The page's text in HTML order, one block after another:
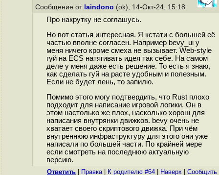
Сообщение от laindono (ok), 14-Окт-24, 15:18
Про накрутку не соглашусь.
Но вот статья интересная. Я кстати с большей её
частью вполне согласен. Например bevy_ui у
меня ничего кроме смеха не вызывает. Web-style
гуй на ECS натягивать идея так себе. На самом
деле у меня даже есть решение. То есть я знаю,
как сделать гуй на расте удобным и полезным.
Если не будет лень, то запилю.
Помимо этого могу подтвердить, что Rust плохо
подходит для написание игровой логики. Он в
этом настолько же плох, насколько хорош для
написания внутрянки движков. bevy очень не
хватает своего скриптового движка. При чём
внутреннюю инфраструктуру для этого они уже
написали по большей части. По крайней мере
если смотреть на последнюю актуальную
версию.
Ответить Правка| К родителю #64 Наверх
Cообщить